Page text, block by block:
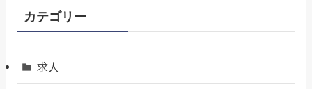
カテゴリー
求人